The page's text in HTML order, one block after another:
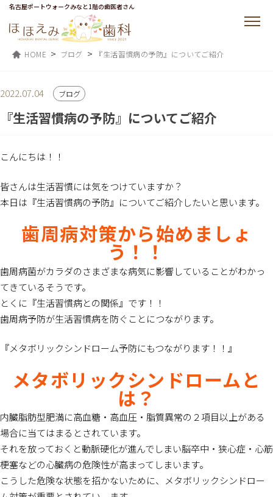
名古屋ポートウォークみなと1階の歯医者さん
HOME > ブログ > 『生活習慣病の予防』についてご紹介
2022.07.04 ブログ
『生活習慣病の予防』についてご紹介
こんにちは！！
皆さんは生活習慣には気をつけていますか？
本日は『生活習慣病の予防』についてご紹介したいと思います。
歯周病対策から始めましょ
う！！
歯周病菌がカラダのさまざまな病気に影響していることがわかっ
てきているそうです。
とくに『生活習慣病との関係』です！！
歯周病予防が生活習慣病を防ぐことにつながります。
『メタボリックシンドローム予防にもつながります！！』
メタボリックシンドロームと
は？
内臓脂肪型肥満に高血糖・高血圧・脂質異常の２項目以上がある
場合に当てはまるとされています。
それを放っておくと動脈硬化が進んでしまい脳卒中・狭心症・心筋
梗塞などの心臓病の危険性が高まってしまいます。
こうした危険な状態を招かないために、メタボリックシンドロー